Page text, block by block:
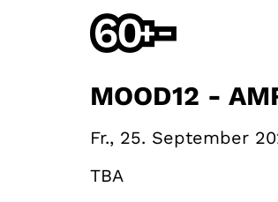
MOOD12 -
Fr., 25. September
TBA